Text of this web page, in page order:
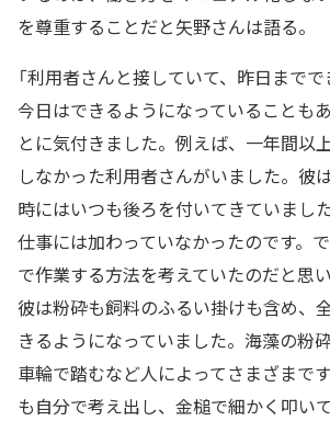
を尊重することだと矢野さんは語る。
「利用者さんと接していて、昨日まで
今日はできるようになっていることも
とに気付きました。例えば、一年間以
しなかった利用者さんがいました。彼
時にはいつも後ろを付いてきていまし
仕事には加わっていなかったのです。
で作業する方法を考えていたのだと思
彼は粉砕も飼料のふるい掛けも含め、
きるようになっていました。海藻の粉
車輪で踏むなど人によってさまざまで
も自分で考え出し、金槌で細かく叩い